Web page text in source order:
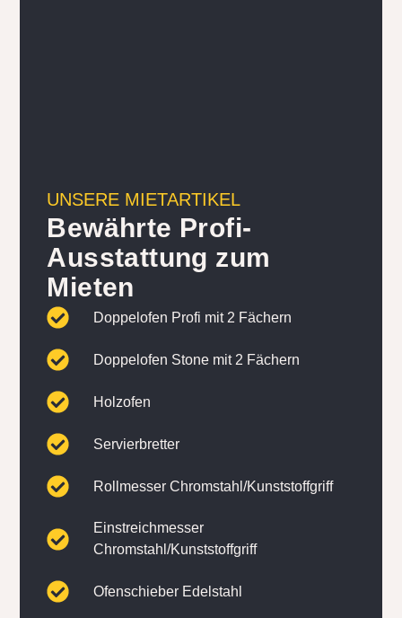
UNSERE MIETARTIKEL
Bewährte Profi-
Ausstattung zum
Mieten
Doppelofen Profi mit 2 Fächern
Doppelofen Stone mit 2 Fächern
Holzofen
Servierbretter
Rollmesser Chromstahl/Kunststoffgriff
Einstreichmesser
Chromstahl/Kunststoffgriff
Ofenschieber Edelstahl